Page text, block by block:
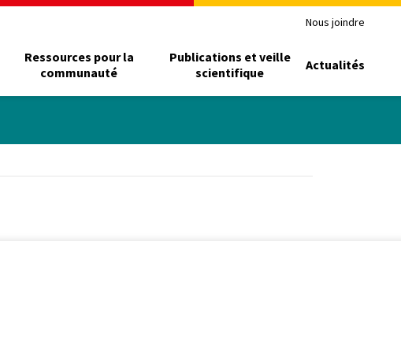
Nous joindre
Ressources pour la
communauté
Publications et veille
scientifique
Actualités